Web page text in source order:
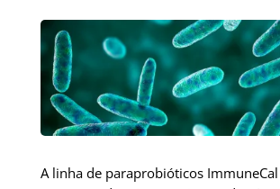
A linha de paraprobióticos